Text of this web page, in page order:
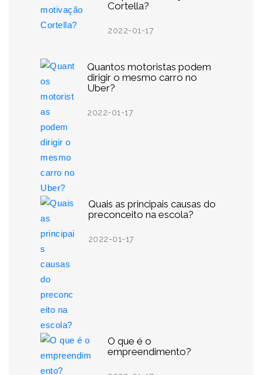
Cortella?
2022-01-17
Quantos motoristas podem
dirigir o mesmo carro no
Uber?
2022-01-17
Quais as principais causas do
preconceito na escola?
2022-01-17
O que é o
empreendimento?